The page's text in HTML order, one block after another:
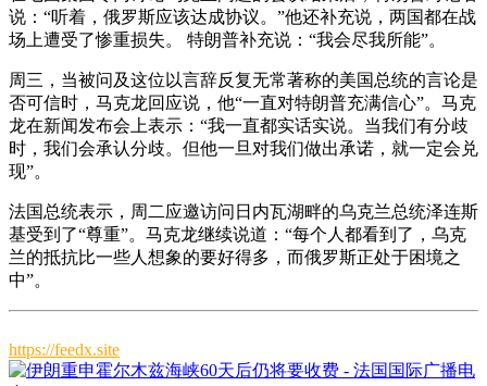
说：“听着，俄罗斯应该达成协议。”他还补充说，两国都在战
场上遭受了惨重损失。 特朗普补充说：“我会尽我所能”。
周三，当被问及这位以言辞反复无常著称的美国总统的言论是
否可信时，马克龙回应说，他“一直对特朗普充满信心”。马克
龙在新闻发布会上表示：“我一直都实话实说。当我们有分歧
时，我们会承认分歧。但他一旦对我们做出承诺，就一定会兑
现”。
法国总统表示，周二应邀访问日内瓦湖畔的乌克兰总统泽连斯
基受到了“尊重”。马克龙继续说道：“每个人都看到了，乌克
兰的抵抗比一些人想象的要好得多，而俄罗斯正处于困境之
中”。
https://feedx.site